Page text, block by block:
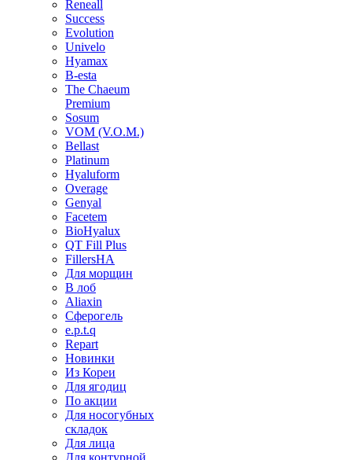
Reneall
Success
Evolution
Univelo
Hyamax
B-esta
The Chaeum
Premium
Sosum
VOM (V.O.M.)
Bellast
Platinum
Hyaluform
Overage
Genyal
Facetem
BioHyalux
QT Fill Plus
FillersHA
Для морщин
В лоб
Aliaxin
Сферогель
e.p.t.q
Repart
Новинки
Из Кореи
Для ягодиц
По акции
Для носогубных
складок
Для лица
Для контурной